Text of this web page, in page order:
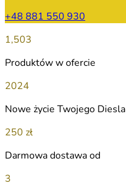
+48 881 550 930
1,503
Produktów w ofercie
2024
Nowe życie Twojego Diesla
250 zł
Darmowa dostawa od
3